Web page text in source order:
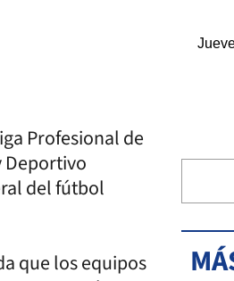
Profesional de
Deportivo
del fútbol
que los equipos